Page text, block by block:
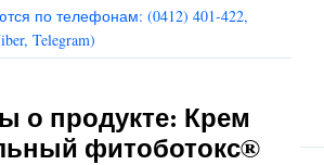
по телефонам: (0412) 401-422,
Telegram)
о продукте: Крем
фитоботокс®